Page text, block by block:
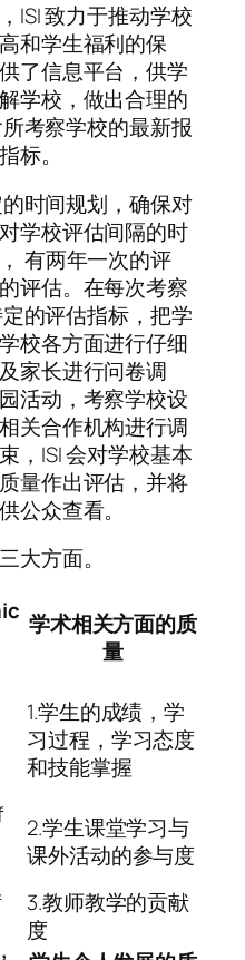
ISI 致力于推动学校
和学生福利的保
了信息平台，供学
学校，做出合理的
考察学校的最新报
标。
时间规划，确保对
学校评估间隔的时
有两年一次的评
评估。在每次考察
的评估指标，把学
校各方面进行仔细
家长进行问卷调
活动，考察学校设
关合作机构进行调
，ISI 会对学校基本
量作出评估，并将
公众查看。
大方面。
学术相关方面的质
量
1.学生的成绩，学
习过程，学习态度
和技能掌握
2.学生课堂学习与
课外活动的参与度
3.教师教学的贡献
度